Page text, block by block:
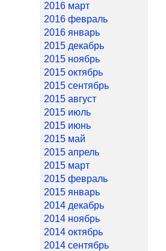
2016 март
2016 февраль
2016 январь
2015 декабрь
2015 ноябрь
2015 октябрь
2015 сентябрь
2015 август
2015 июль
2015 июнь
2015 май
2015 апрель
2015 март
2015 февраль
2015 январь
2014 декабрь
2014 ноябрь
2014 октябрь
2014 сентябрь